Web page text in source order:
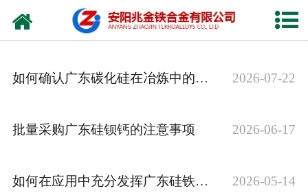
网站首页
新闻中心
产品中心
如何确认广东碳化硅在冶炼中的添加量 2026-07-22
批量采购广东硅钡钙的注意事项 2026-06-17
如何在应用中充分发挥广东硅铁球的作用 2026-05-14